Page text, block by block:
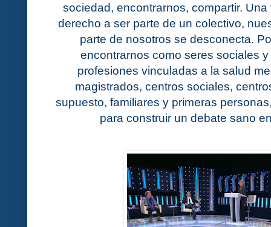
sociedad, encontrarnos, compartir.
derecho a ser parte de un colectivo,
parte de nosotros se desconecta.
encontrarnos como seres sociales
profesiones vinculadas a la salud
magistrados, centros sociales,
supuesto, familiares y primeras
para construir un debate sano